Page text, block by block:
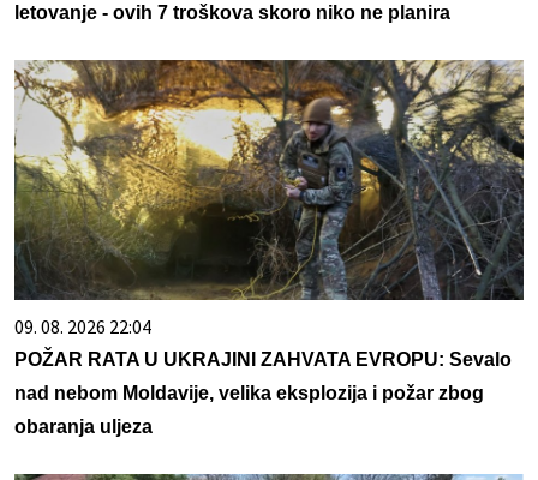
letovanje - ovih 7 troškova skoro niko ne planira
09. 08. 2026 22:04
POŽAR RATA U UKRAJINI ZAHVATA EVROPU: Sevalo
nad nebom Moldavije, velika eksplozija i požar zbog
obaranja uljeza